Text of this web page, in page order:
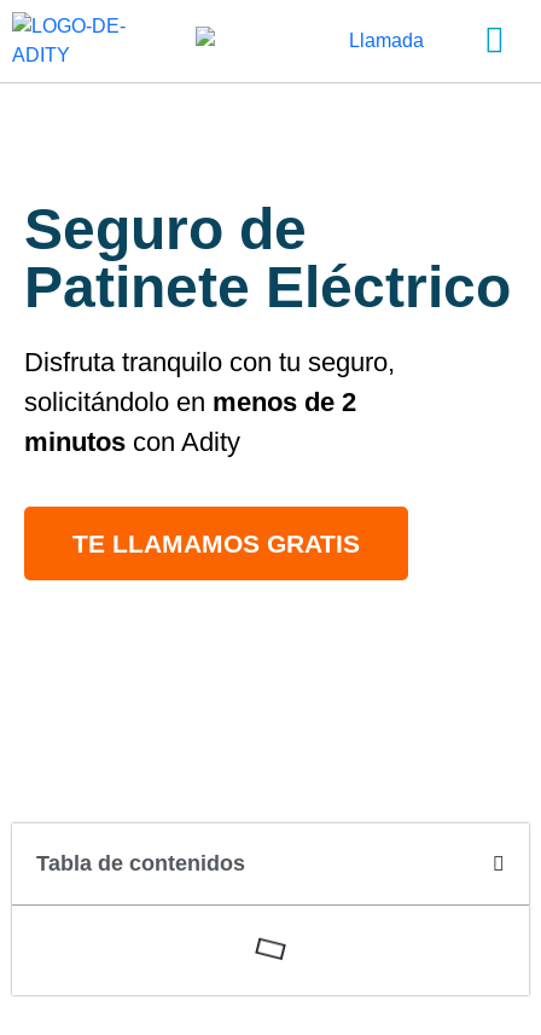
Seguro de
Patinete Eléctrico
Disfruta tranquilo con tu seguro,
solicitándolo en menos de 2
minutos con Adity
TE LLAMAMOS GRATIS
Tabla de contenidos